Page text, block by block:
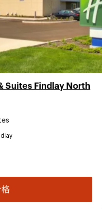
Suites Findlay North